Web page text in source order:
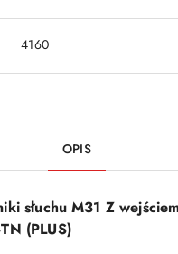
4160
OPIS
słuchu M31 Z
(PLUS)